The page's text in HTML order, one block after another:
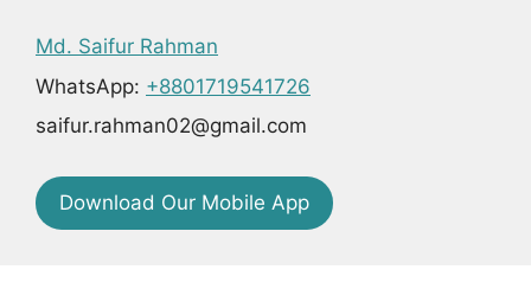
Md. Saifur Rahman
WhatsApp: +8801719541726
saifur.rahman02@gmail.com
Download Our Mobile App